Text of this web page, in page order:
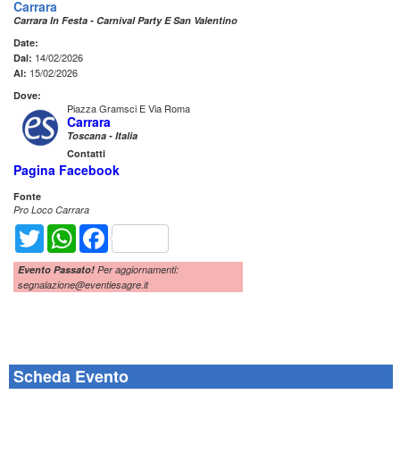
Carrara
Carrara In Festa - Carnival Party E San Valentino
Date:
Dal: 14/02/2026
Al: 15/02/2026
Dove:
Piazza Gramsci E Via Roma
Carrara
Toscana - Italia
Contatti
Pagina Facebook
Fonte
Pro Loco Carrara
Twitter WhatsAppFacebook
Evento Passato! Per aggiornamenti:
segnalazione@eventiesagre.it
Scheda Evento